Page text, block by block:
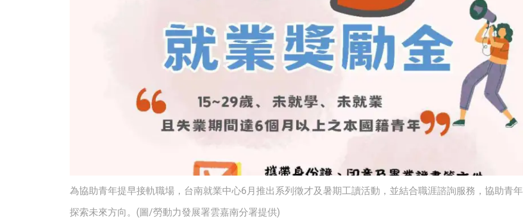
為協助青年提早接軌職場，台南就業中心6月推出系列徵才及暑期工讀活動，並結合職涯諮詢服務，協助青年
探索未來方向。(圖/勞動力發展署雲嘉南分署提供)